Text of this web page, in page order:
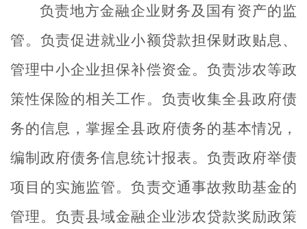
负责地方金融企业财务及国有资产的监
管。负责促进就业小额贷款担保财政贴息、
管理中小企业担保补偿资金。负责涉农等政
策性保险的相关工作。负责收集全县政府债
务的信息，掌握全县政府债务的基本情况，
编制政府债务信息统计报表。负责政府举债
项目的实施监管。负责交通事故救助基金的
管理。负责县域金融企业涉农贷款奖励政策